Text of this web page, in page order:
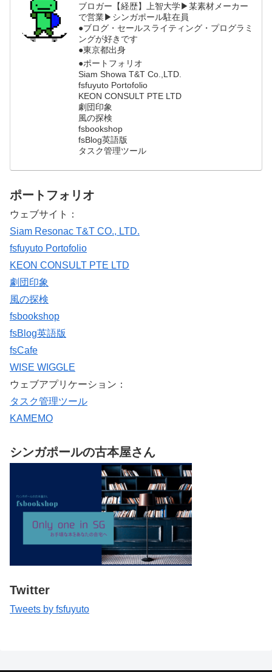
ブロガー【経歴】上智大学▶︎某素材メーカー
で営業▶︎シンガポール駐在員
●ブログ・セールスライティング・プログラミ
ングが好きです
●東京都出身
●ポートフォリオ
Siam Showa T&T Co.,LTD.
fsfuyuto Portofolio
KEON CONSULT PTE LTD
劇団印象
風の探検
fsbookshop
fsBlog英語版
タスク管理ツール
ポートフォリオ
ウェブサイト：
Siam Resonac T&T CO., LTD.
fsfuyuto Portofolio
KEON CONSULT PTE LTD
劇団印象
風の探検
fsbookshop
fsBlog英語版
fsCafe
WISE WIGGLE
ウェブアプリケーション：
タスク管理ツール
KAMEMO
シンガポールの古本屋さん
Twitter
Tweets by fsfuyuto